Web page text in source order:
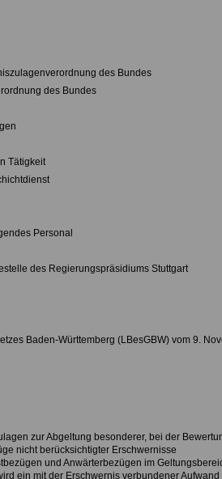
des Bundes
des Bundes
Tätigkeit
Personal
des Regierungspräsidiums Stuttgart
Baden-Württemberg (LBesGBW) vom 9.
zur Abgeltung besonderer, bei der
nicht berücksichtigter Erschwernisse
und Anwärterbezügen im
ein mit der Erschwernis verbundener Aufwand